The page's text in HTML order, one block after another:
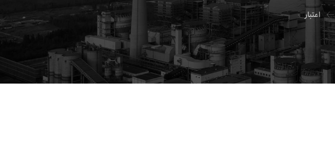
اعتبار